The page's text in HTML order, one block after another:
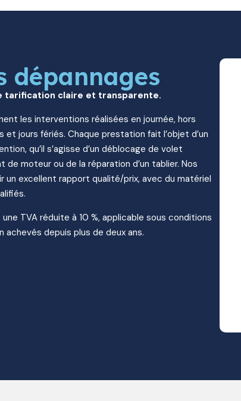
dépannages
tarification claire et transparente.
les interventions réalisées en journée, hors
et jours fériés. Chaque prestation fait l’objet d’un
qu’il s’agisse d’un déblocage de volet
de moteur ou de la réparation d’un tablier. Nos
un excellent rapport qualité/prix, avec du matériel
TVA réduite à 10 %, applicable sous conditions
achevés depuis plus de deux ans.